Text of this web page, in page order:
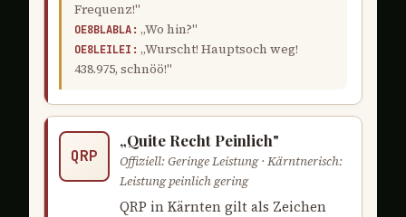
Frequenz!"
OE8BLABLA: „Wo hin?"
OE8LEILEI: „Wurscht! Hauptsoch weg!
438.975, schnöö!"
QRP
„Quite Recht Peinlich"
Offiziell: Geringe Leistung · Kärntnerisch:
Leistung peinlich gering
QRP in Kärnten gilt als Zeichen